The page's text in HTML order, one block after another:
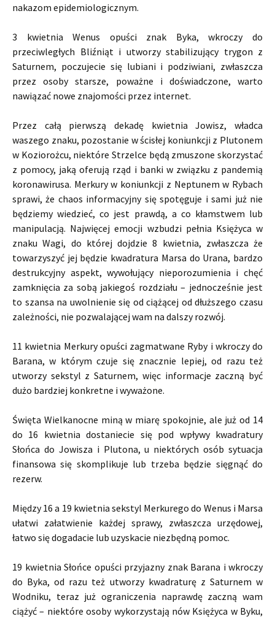
nakazom epidemiologicznym.
3 kwietnia Wenus opuści znak Byka, wkroczy do
przeciwległych Bliźniąt i utworzy stabilizujący trygon z
Saturnem, poczujecie się lubiani i podziwiani, zwłaszcza
przez osoby starsze, poważne i doświadczone, warto
nawiązać nowe znajomości przez internet.
Przez całą pierwszą dekadę kwietnia Jowisz, władca
waszego znaku, pozostanie w ścisłej koniunkcji z Plutonem
w Koziorożcu, niektóre Strzelce będą zmuszone skorzystać
z pomocy, jaką oferują rząd i banki w związku z pandemią
koronawirusa. Merkury w koniunkcji z Neptunem w Rybach
sprawi, że chaos informacyjny się spotęguje i sami już nie
będziemy wiedzieć, co jest prawdą, a co kłamstwem lub
manipulacją. Najwięcej emocji wzbudzi pełnia Księżyca w
znaku Wagi, do której dojdzie 8 kwietnia, zwłaszcza że
towarzyszyć jej będzie kwadratura Marsa do Urana, bardzo
destrukcyjny aspekt, wywołujący nieporozumienia i chęć
zamknięcia za sobą jakiegoś rozdziału – jednocześnie jest
to szansa na uwolnienie się od ciążącej od dłuższego czasu
zależności, nie pozwalającej wam na dalszy rozwój.
11 kwietnia Merkury opuści zagmatwane Ryby i wkroczy do
Barana, w którym czuje się znacznie lepiej, od razu też
utworzy sekstyl z Saturnem, więc informacje zaczną być
dużo bardziej konkretne i wyważone.
Święta Wielkanocne miną w miarę spokojnie, ale już od 14
do 16 kwietnia dostaniecie się pod wpływy kwadratury
Słońca do Jowisza i Plutona, u niektórych osób sytuacja
finansowa się skomplikuje lub trzeba będzie sięgnąć do
rezerw.
Między 16 a 19 kwietnia sekstyl Merkurego do Wenus i Marsa
ułatwi załatwienie każdej sprawy, zwłaszcza urzędowej,
łatwo się dogadacie lub uzyskacie niezbędną pomoc.
19 kwietnia Słońce opuści przyjazny znak Barana i wkroczy
do Byka, od razu też utworzy kwadraturę z Saturnem w
Wodniku, teraz już ograniczenia naprawdę zaczną wam
ciążyć – niektóre osoby wykorzystają nów Księżyca w Byku,